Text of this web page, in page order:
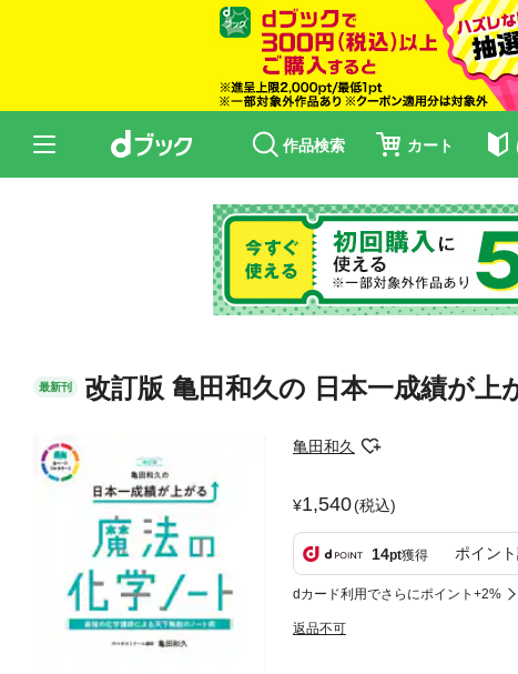
作品検索 カート
最新刊 改訂版 亀田和久の 日本一成績が上
亀田和久
1,540(税込)
14pt獲得 ポイン
dカード利用でさらにポイント+2%
返品不可